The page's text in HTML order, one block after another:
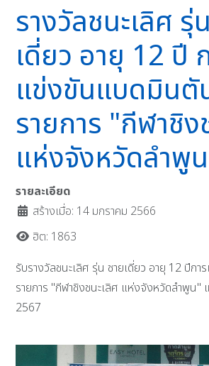
รางวัลชนะเลิศ รุ่
เดี่ยว อายุ 12 ปี
แข่งขันแบดมินตั
รายการ "กีฬาชิง
แห่งจังหวัดลำพู
รายละเอียด
สร้างเมื่อ: 14 มกราคม 2566
ฮิต: 1863
รับรางวัลชนะเลิศ รุ่น ชายเดี่ยว อายุ 12 ปีก
รายการ "กีฬาชิงชนะเลิศ แห่งจังหวัดลำพูน"
2567